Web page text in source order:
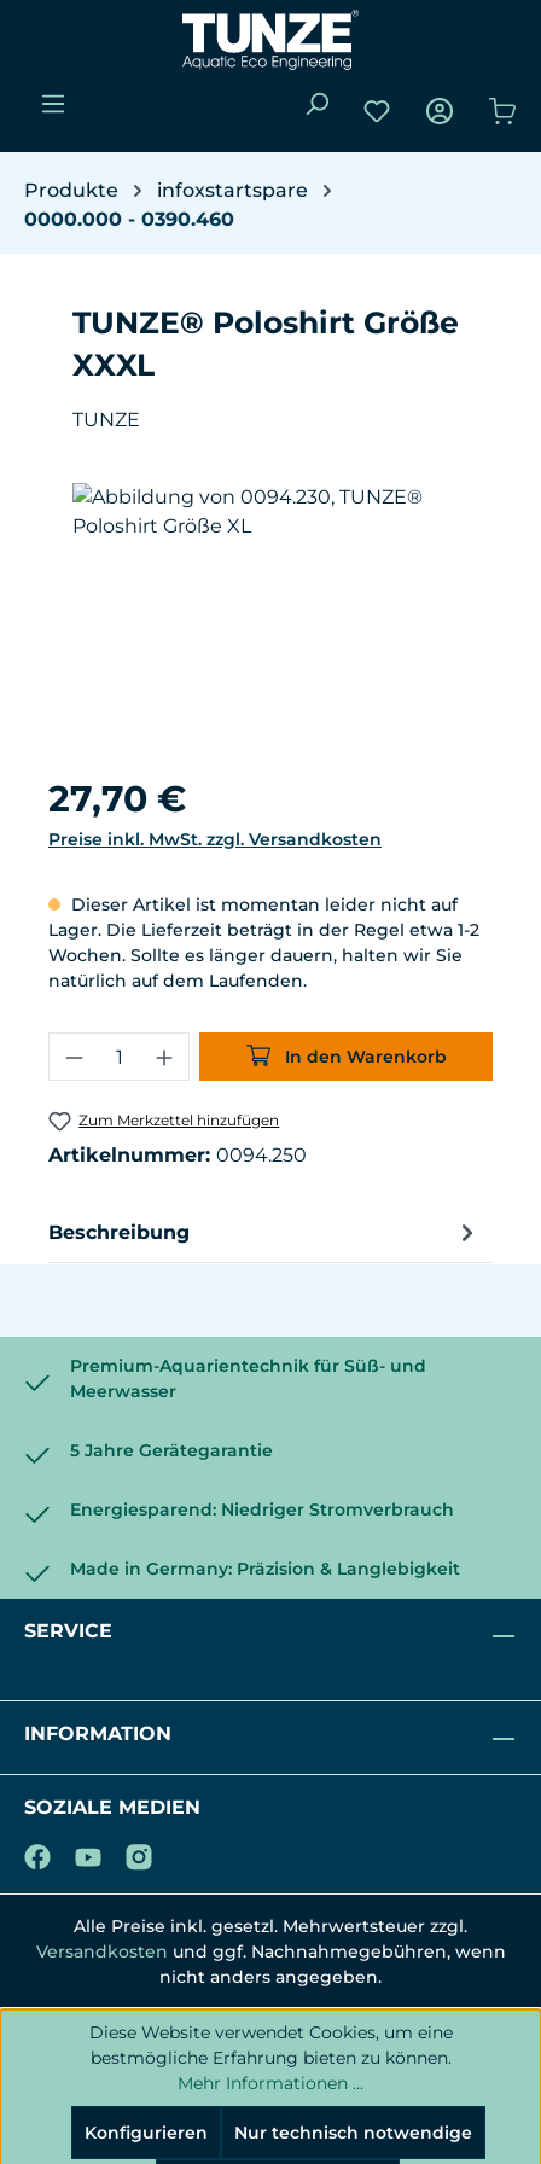
Zum Hauptinhalt springen
Du hast 0
Produkte
infoxstartspare
0000.000 - 0390.460
TUNZE® Poloshirt Größe
XXXL
TUNZE
Bildergalerie überspringen
Regulärer Preis:
27,70 €
Preise inkl. MwSt. zzgl. Versandkosten
Dieser Artikel ist momentan leider nicht auf
Lager. Die Lieferzeit beträgt in der Regel etwa 1-2
Wochen. Sollte es länger dauern, halten wir Sie
natürlich auf dem Laufenden.
Produkt Anzahl: Gib den
In den Warenkorb
Zum Merkzettel hinzufügen
Artikelnummer: 0094.250
Beschreibung
Premium-Aquarientechnik für Süß- und
Meerwasser
5 Jahre Gerätegarantie
Energiesparend: Niedriger Stromverbrauch
Made in Germany: Präzision & Langlebigkeit
SERVICE
INFORMATION
SOZIALE MEDIEN
Alle Preise inkl. gesetzl. Mehrwertsteuer zzgl.
Versandkosten und ggf. Nachnahmegebühren, wenn
nicht anders angegeben.
Diese Website verwendet Cookies, um eine
bestmögliche Erfahrung bieten zu können.
Mehr Informationen ...
Nur technisch notwendige
Konfigurieren